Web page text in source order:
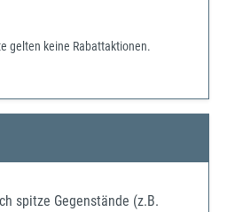
gelten keine Rabattaktionen.
spitze Gegenstände (z.B.